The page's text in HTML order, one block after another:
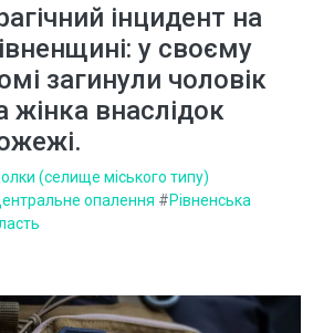
інцидент на
у своєму
загинули чоловік
жінка внаслідок
(селище міського типу)
опалення #Рівненська